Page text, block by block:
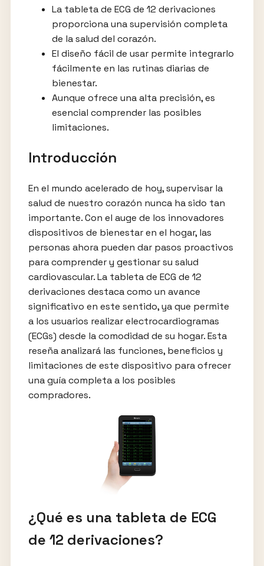
La tableta de ECG de 12 derivaciones
proporciona una supervisión completa
de la salud del corazón.
El diseño fácil de usar permite integrarlo
fácilmente en las rutinas diarias de
bienestar.
Aunque ofrece una alta precisión, es
esencial comprender las posibles
limitaciones.
Introducción
En el mundo acelerado de hoy, supervisar la
salud de nuestro corazón nunca ha sido tan
importante. Con el auge de los innovadores
dispositivos de bienestar en el hogar, las
personas ahora pueden dar pasos proactivos
para comprender y gestionar su salud
cardiovascular. La tableta de ECG de 12
derivaciones destaca como un avance
significativo en este sentido, ya que permite
a los usuarios realizar electrocardiogramas
(ECGs) desde la comodidad de su hogar. Esta
reseña analizará las funciones, beneficios y
limitaciones de este dispositivo para ofrecer
una guía completa a los posibles
compradores.
¿Qué es una tableta de ECG
de 12 derivaciones?